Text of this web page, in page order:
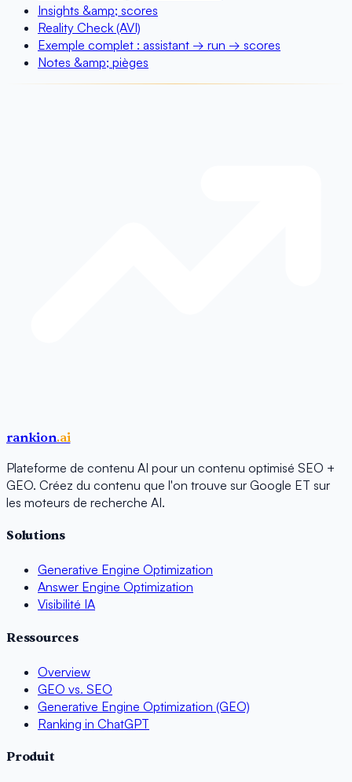
Insights &amp; scores
Reality Check (AVI)
Exemple complet : assistant → run → scores
Notes &amp; pièges
rankion.ai
Plateforme de contenu AI pour un contenu optimisé SEO +
GEO. Créez du contenu que l'on trouve sur Google ET sur
les moteurs de recherche AI.
Solutions
Generative Engine Optimization
Answer Engine Optimization
Visibilité IA
Ressources
Overview
GEO vs. SEO
Generative Engine Optimization (GEO)
Ranking in ChatGPT
Produit